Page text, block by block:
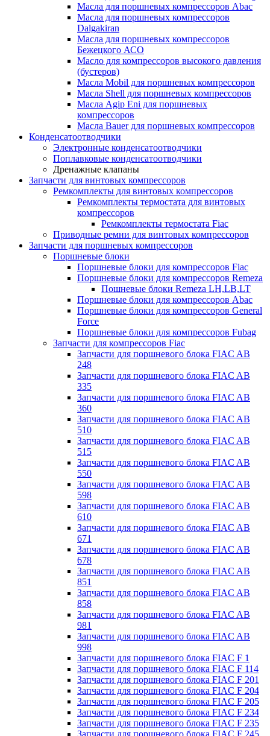
Масла для поршневых компрессоров Abac
Масла для поршневых компрессоров
Dalgakiran
Масла для поршневых компрессоров
Бежецкого АСО
Масло для компрессоров высокого давления
(бустеров)
Масла Mobil для поршневых компрессоров
Масла Shell для поршневых компрессоров
Масла Agip Eni для поршневых
компрессоров
Масла Bauer для поршневых компрессоров
Конденсатоотводчики
Электронные конденсатоотводчики
Поплавковые конденсатоотводчики
Дренажные клапаны
Запчасти для винтовых компрессоров
Ремкомплекты для винтовых компрессоров
Ремкомплекты термостата для винтовых
компрессоров
Ремкомплекты термостата Fiac
Приводные ремни для винтовых компрессоров
Запчасти для поршневых компрессоров
Поршневые блоки
Поршневые блоки для компрессоров Fiac
Поршневые блоки для компрессоров Remeza
Пошневые блоки Remeza LH,LB,LT
Поршневые блоки для компрессоров Abac
Поршневые блоки для компрессоров General
Force
Поршневые блоки для компрессоров Fubag
Запчасти для компрессоров Fiac
Запчасти для поршневого блока FIAC AB
248
Запчасти для поршневого блока FIAC AB
335
Запчасти для поршневого блока FIAC AB
360
Запчасти для поршневого блока FIAC AB
510
Запчасти для поршневого блока FIAC AB
515
Запчасти для поршневого блока FIAC AB
550
Запчасти для поршневого блока FIAC AB
598
Запчасти для поршневого блока FIAC AB
610
Запчасти для поршневого блока FIAC AB
671
Запчасти для поршневого блока FIAC AB
678
Запчасти для поршневого блока FIAC AB
851
Запчасти для поршневого блока FIAC AB
858
Запчасти для поршневого блока FIAC AB
981
Запчасти для поршневого блока FIAC AB
998
Запчасти для поршневого блока FIAC F 1
Запчасти для поршневого блока FIAC F 114
Запчасти для поршневого блока FIAC F 201
Запчасти для поршневого блока FIAC F 204
Запчасти для поршневого блока FIAC F 205
Запчасти для поршневого блока FIAC F 234
Запчасти для поршневого блока FIAC F 235
Запчасти для поршневого блока FIAC F 245